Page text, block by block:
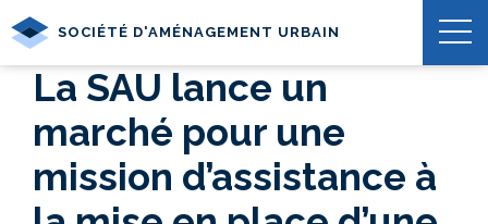
SOCIÉTÉ D'AMÉNAGEMENT URBAIN
La SAU lance un
marché pour une
mission d’assistance à